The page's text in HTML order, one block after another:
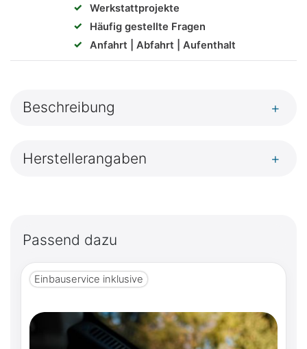
✓
Werkstattprojekte
✓
Häufig gestellte Fragen
✓
Anfahrt | Abfahrt | Aufenthalt
Beschreibung +
Herstellerangaben +
Passend dazu
Einbauservice inklusive